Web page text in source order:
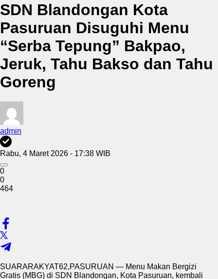
SDN Blandongan Kota
Pasuruan Disuguhi Menu
“Serba Tepung” Bakpao,
Jeruk, Tahu Bakso dan Tahu
Goreng
admin
Rabu, 4 Maret 2026 - 17:38 WIB
0
0
464
SUARARAKYAT62,PASURUAN — Menu Makan Bergizi
Gratis (MBG) di SDN Blandongan, Kota Pasuruan, kembali